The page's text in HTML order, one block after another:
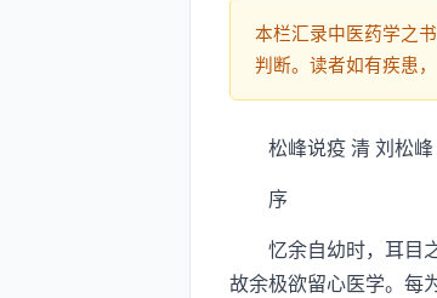
本栏汇录中医药学之
判断。读者如有疾患
松峰说疫 清 刘松峰
序
忆余自幼时，耳目之
故余极欲留心医学。每